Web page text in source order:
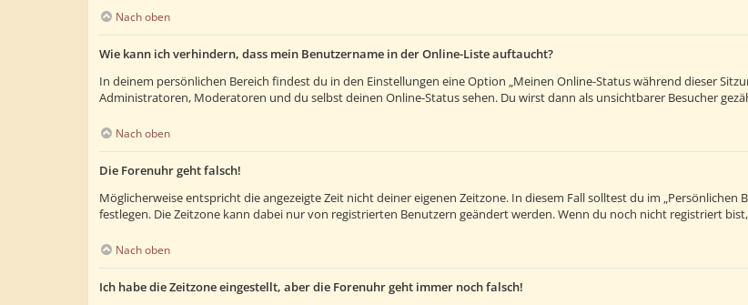
Nach oben
Wie kann ich verhindern, dass mein Benutzername in der Online-Liste auftaucht?
In deinem persönlichen Bereich findest du in den Einstellungen eine Option „Meinen Online-Status während dieser
Administratoren, Moderatoren und du selbst deinen Online-Status sehen. Du wirst dann als unsichtbarer Besucher
Nach oben
Die Forenuhr geht falsch!
Möglicherweise entspricht die angezeigte Zeit nicht deiner eigenen Zeitzone. In diesem Fall solltest du im „Persönlichen
festlegen. Die Zeitzone kann dabei nur von registrierten Benutzern geändert werden. Wenn du noch nicht registriert
Nach oben
Ich habe die Zeitzone eingestellt, aber die Forenuhr geht immer noch falsch!